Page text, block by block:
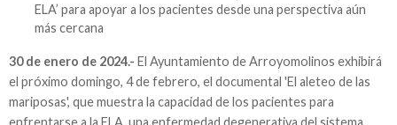
ELA’ para apoyar a los pacientes desde una perspectiva aún
más cercana
30 de enero de 2024.- El Ayuntamiento de Arroyomolinos exhibirá
el próximo domingo, 4 de febrero, el documental 'El aleteo de las
mariposas', que muestra la capacidad de los pacientes para
enfrentarse a la ELA, una enfermedad degenerativa del sistema